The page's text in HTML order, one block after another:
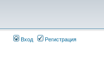
Вход Регистрация